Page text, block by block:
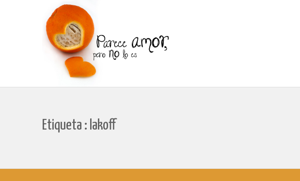
Etiqueta : lakoff